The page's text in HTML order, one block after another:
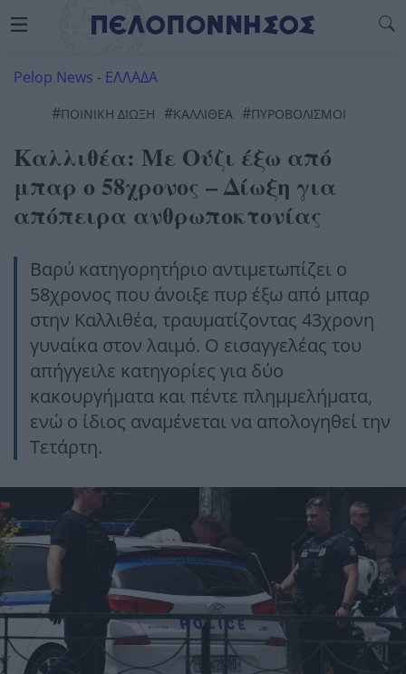
Pelop News - ΕΛΛΑΔΑ
#ΠΟΙΝΙΚΉ ΔΙΩΞΗ #ΚΑΛΛΙΘΕΑ #ΠΥΡΟΒΟΛΙΣΜΟΊ
Καλλιθέα: Με Ούζι έξω από
μπαρ ο 58χρονος – Δίωξη για
απόπειρα ανθρωποκτονίας
Βαρύ κατηγορητήριο αντιμετωπίζει ο
58χρονος που άνοιξε πυρ έξω από μπαρ
στην Καλλιθέα, τραυματίζοντας 43χρονη
γυναίκα στον λαιμό. Ο εισαγγελέας του
απήγγειλε κατηγορίες για δύο
κακουργήματα και πέντε πλημμελήματα,
ενώ ο ίδιος αναμένεται να απολογηθεί την
Τετάρτη.